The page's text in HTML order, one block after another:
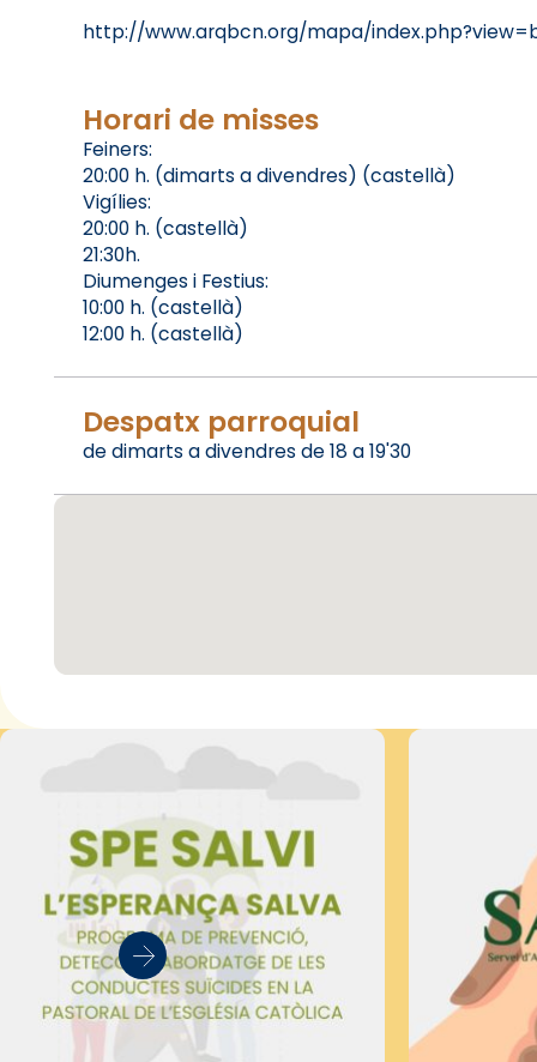
http://www.arqbcn.org/mapa/
Horari de misses
Feiners:
20:00 h. (dimarts a divendres) (castellà)
Vigílies:
20:00 h. (castellà)
21:30h.
Diumenges i Festius:
10:00 h. (castellà)
12:00 h. (castellà)
Despatx parroquial
de dimarts a divendres de 18 a 19'30